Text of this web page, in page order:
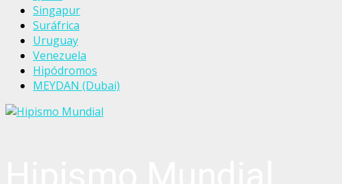
Singapur
Suráfrica
Uruguay
Venezuela
Hipódromos
MEYDAN (Dubai)